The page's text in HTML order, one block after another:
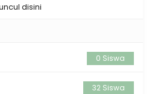
disini
0 Siswa
32 Siswa